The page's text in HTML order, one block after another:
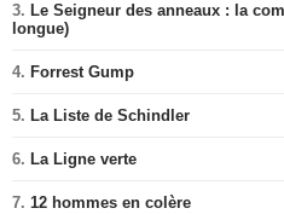
3. Le Seigneur des anneaux : la
longue)
4. Forrest Gump
5. La Liste de Schindler
6. La Ligne verte
7. 12 hommes en colère